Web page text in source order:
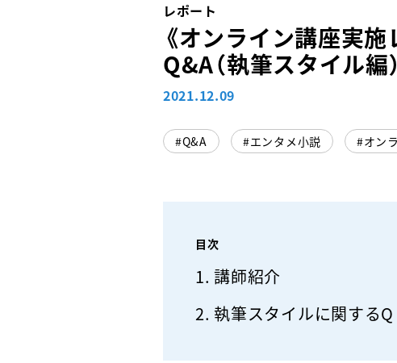
レポート
《オンライン講座実
Q&A（執筆スタイル編）
2021.12.09
Q&A エンタメ小説 オン
目次
講師紹介
執筆スタイルに関するQ